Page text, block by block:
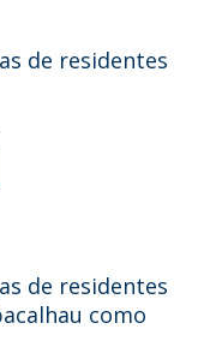
de residentes
de residentes
como